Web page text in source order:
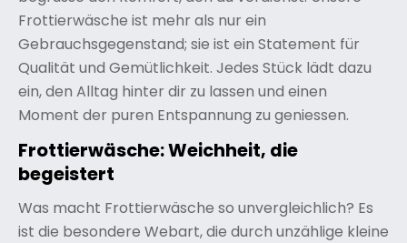
Frottierwäsche ist mehr als nur ein
Gebrauchsgegenstand; sie ist ein Statement für
Qualität und Gemütlichkeit. Jedes Stück lädt dazu
ein, den Alltag hinter dir zu lassen und einen
Moment der puren Entspannung zu geniessen.
Frottierwäsche: Weichheit, die
begeistert
Was macht Frottierwäsche so unvergleichlich? Es
ist die besondere Webart, die durch unzählige kleine